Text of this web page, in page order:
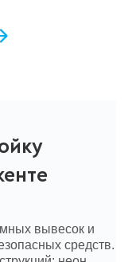
вывесок и
средств.